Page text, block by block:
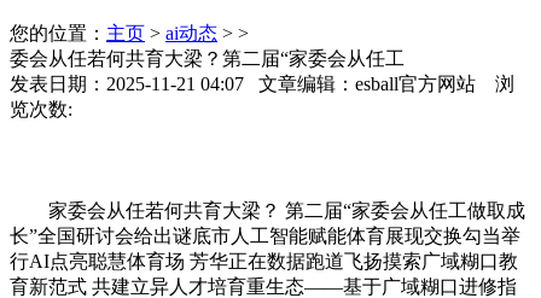
您的位置： 主页 > ai动态 > >
委会从任若何共育大梁？第二届“家委会从任工
发表日期：2025-11-21 04:07 文章编辑：esball官方网站 浏
览次数:
家委会从任若何共育大梁？ 第二届“家委会从任工做取成
长”全国研讨会给出谜底市人工智能赋能体育展现交换勾当举
行AI点亮聪慧体育场 芳华正在数据跑道飞扬摸索广域糊口教
育新范式 共建立异人才培育重生态——基于广域糊口进修指